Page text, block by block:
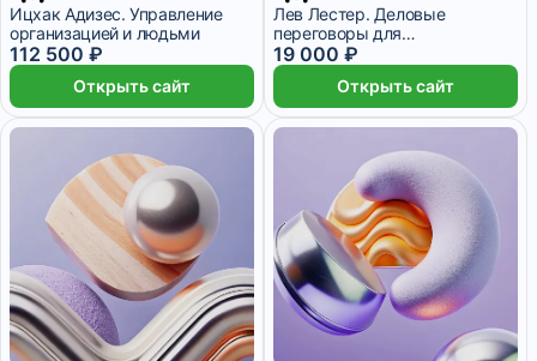
Ицхак Адизес. Управление
организацией и людьми
112 500 ₽
Открыть сайт
Лев Лестер. Деловые
переговоры для
профессионалов
19 000 ₽
Открыть сайт